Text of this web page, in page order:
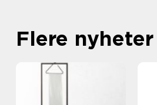
Flere nyheter